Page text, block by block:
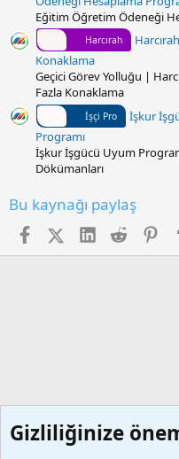
Eğitim Öğretim Ödeneği
Harcırah
Konaklama
Geçici Görev Yolluğu |
Fazla Konaklama
İşçi Pro
İşkur
Programı
İşkur İşgücü Uyum
Dökümanları
Bu kaynağı paylaş
FacebookX (Twitter)
LinkedIn
Reddit
Gizliliğinize